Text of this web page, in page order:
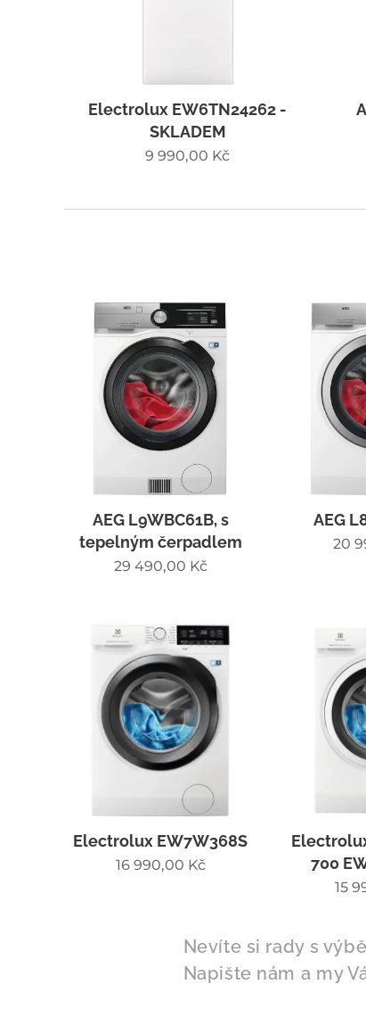
Electrolux EW6TN24262 -
SKLADEM
9 990,00 Kč
AEG L9WBC61B, s
tepelným čerpadlem
29 490,00 Kč
AEG
20
Electrolux EW7W368S
16 990,00 Kč
700
15
Nevíte si rady s
Napište nám a my